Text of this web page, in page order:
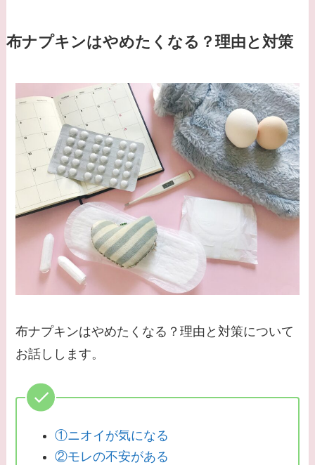
布ナプキンはやめたくなる？理由と対策
布ナプキンはやめたくなる？理由と対策について
お話しします。
①ニオイが気になる
②モレの不安がある